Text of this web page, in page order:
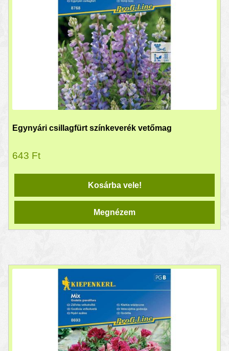
Egynyári csillagfürt színkeverék vetőmag
643 Ft
Kosárba vele!
Megnézem